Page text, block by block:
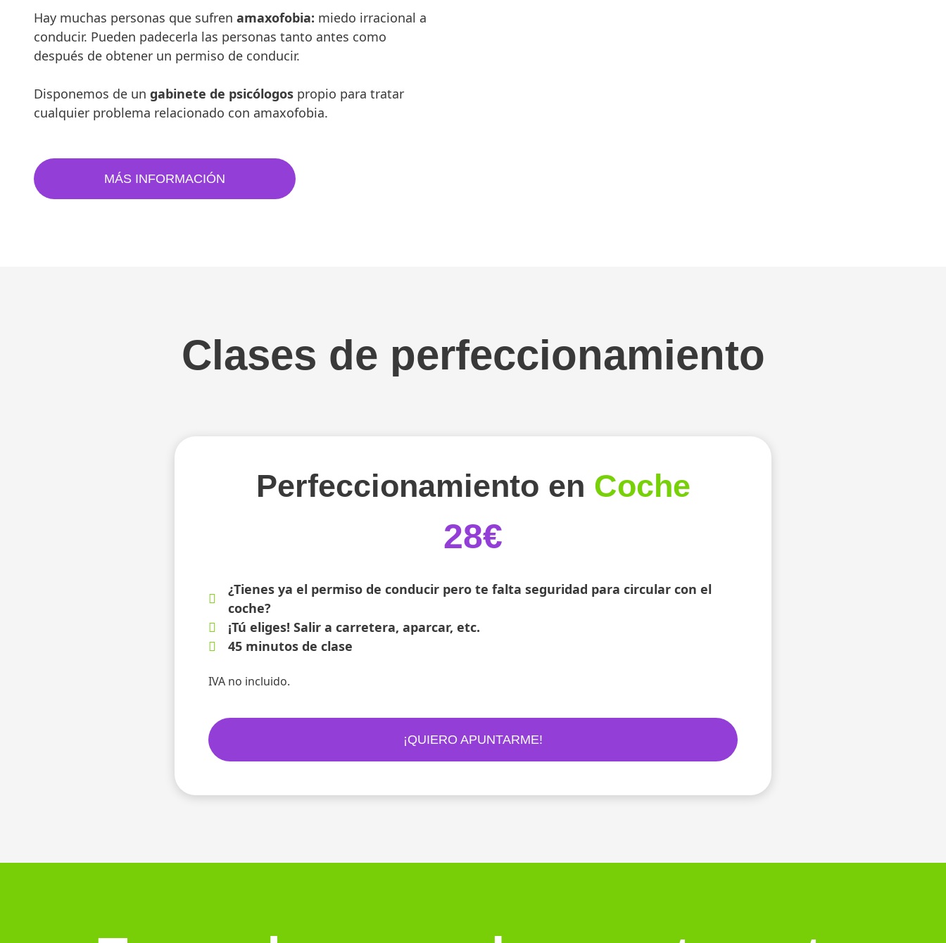
Hay muchas personas que sufren amaxofobia: miedo irracional a
conducir. Pueden padecerla las personas tanto antes como
después de obtener un permiso de conducir.
Disponemos de un gabinete de psicólogos propio para tratar
cualquier problema relacionado con amaxofobia.
MÁS INFORMACIÓN
Clases de perfeccionamiento
Perfeccionamiento en Coche
28€
¿Tienes ya el permiso de conducir pero te falta seguridad para circular con el
coche?
¡Tú eliges! Salir a carretera, aparcar, etc.
45 minutos de clase
IVA no incluido.
¡QUIERO APUNTARME!